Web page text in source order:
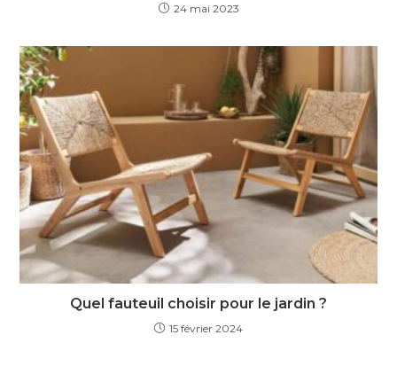
24 mai 2023
Quel fauteuil choisir pour le jardin ?
15 février 2024